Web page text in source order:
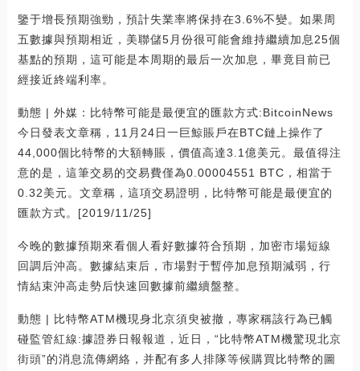
鑒于增長預期強勁，預計失業率將保持在3.6%不變。如果周
五數據與預期相近，美聯儲5月份很可能會維持繼續加息25個
基點的預期，這可能是本周期的最后一次加息，畢竟目前已
經接近終端利率。
動態 | 外媒：比特幣可能是最便宜的匯款方式:BitcoinNews
今日發表文章稱，11月24日一巨鯨賬戶在BTC鏈上操作了
44,000個比特幣的大額轉賬，價值高達3.1億美元。最值得注
意的是，這筆交易的交易費僅為0.00004551 BTC，相當于
0.32美元。文章稱，這項交易證明，比特幣可能是最便宜的
匯款方式。[2019/11/25]
今晚的數據預期來看個人看好數據符合預期，加密市場短線
回調后沖高。數據結束后，市場對于暫停加息預期減弱，行
情結束沖高走勢后快速回數據前繼續盤整。
動態 | 比特幣ATM機現身北京須臾被撤，專家稱該行為已觸
碰監管紅線:據證券日報報道，近日，“比特幣ATM機驚現北京
街頭”的消息流傳網絡，并配有多人排隊等候購買比特幣的圖